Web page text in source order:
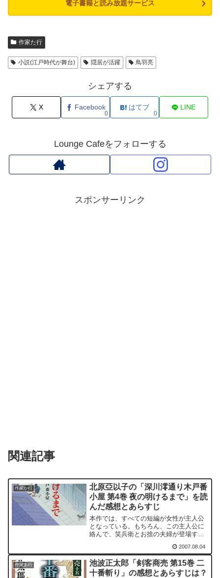
電子書籍と読み放題サービス
作家た行
小説(江戸時代が舞台) 隠居が活躍 鳥羽亮
シェアする
X Facebook
0
はてブ
0
LINE
Lounge Cafeをフォローする
スポンサーリンク
関連記事
作家か行
北原亞以子の「深川澪通り木戸番
小屋 第4巻 夜の明けるまで」を読
んだ感想とあらすじ
本作では、すべての短編が女性が主人公
となっている。もちろん、この主人公に
絡んで、笑兵衛とお捨の夫婦が登場する
い。ほどよい距離を置いて接するのだ。
これは、今までのこのシリーズ通りであ
る。
2007.08.04
作家あ行
池波正太郎「剣客商売 第15巻 二
十番斬り」の感想とあらすじは？